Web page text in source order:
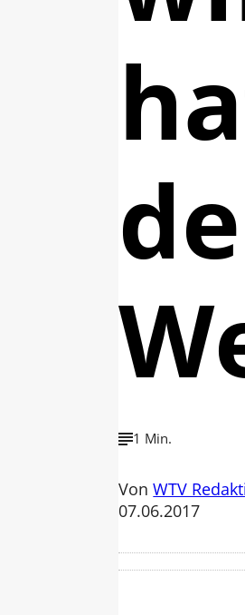
1 Min.
VonWTV
07.06.2017